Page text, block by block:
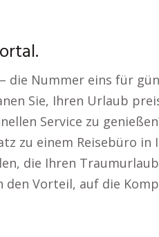
die Nummer eins für
Sie, Ihren Urlaub
Service zu
zu einem Reisebüro in
die Ihren
Vorteil, auf die